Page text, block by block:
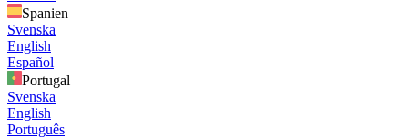
Spanien
Svenska
English
Español
Portugal
Svenska
English
Português